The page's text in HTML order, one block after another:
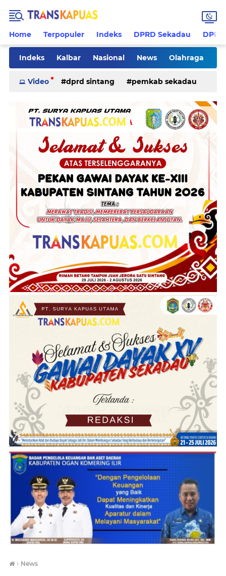
Home Terpopuler Indeks DPRD Sekadau
Indeks Kalbar Nasional News Olahraga
Pilkades Rohani Sanggau Sekadau
kriminal
Video dprd sintang pemkab sekadau
› News